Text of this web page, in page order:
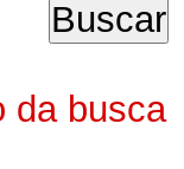
da busca